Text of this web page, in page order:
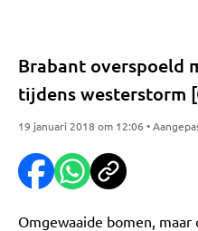
Brabant overspoeld
tijdens westerstorm
19 januari 2018 om 12:06 •
Omgewaaide bomen,